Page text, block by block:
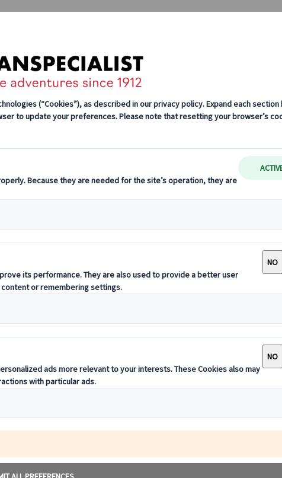
japonaises : explorez des sites emblématiques et des trésors
des destinations incontournables à l’international. Que vous soyez en